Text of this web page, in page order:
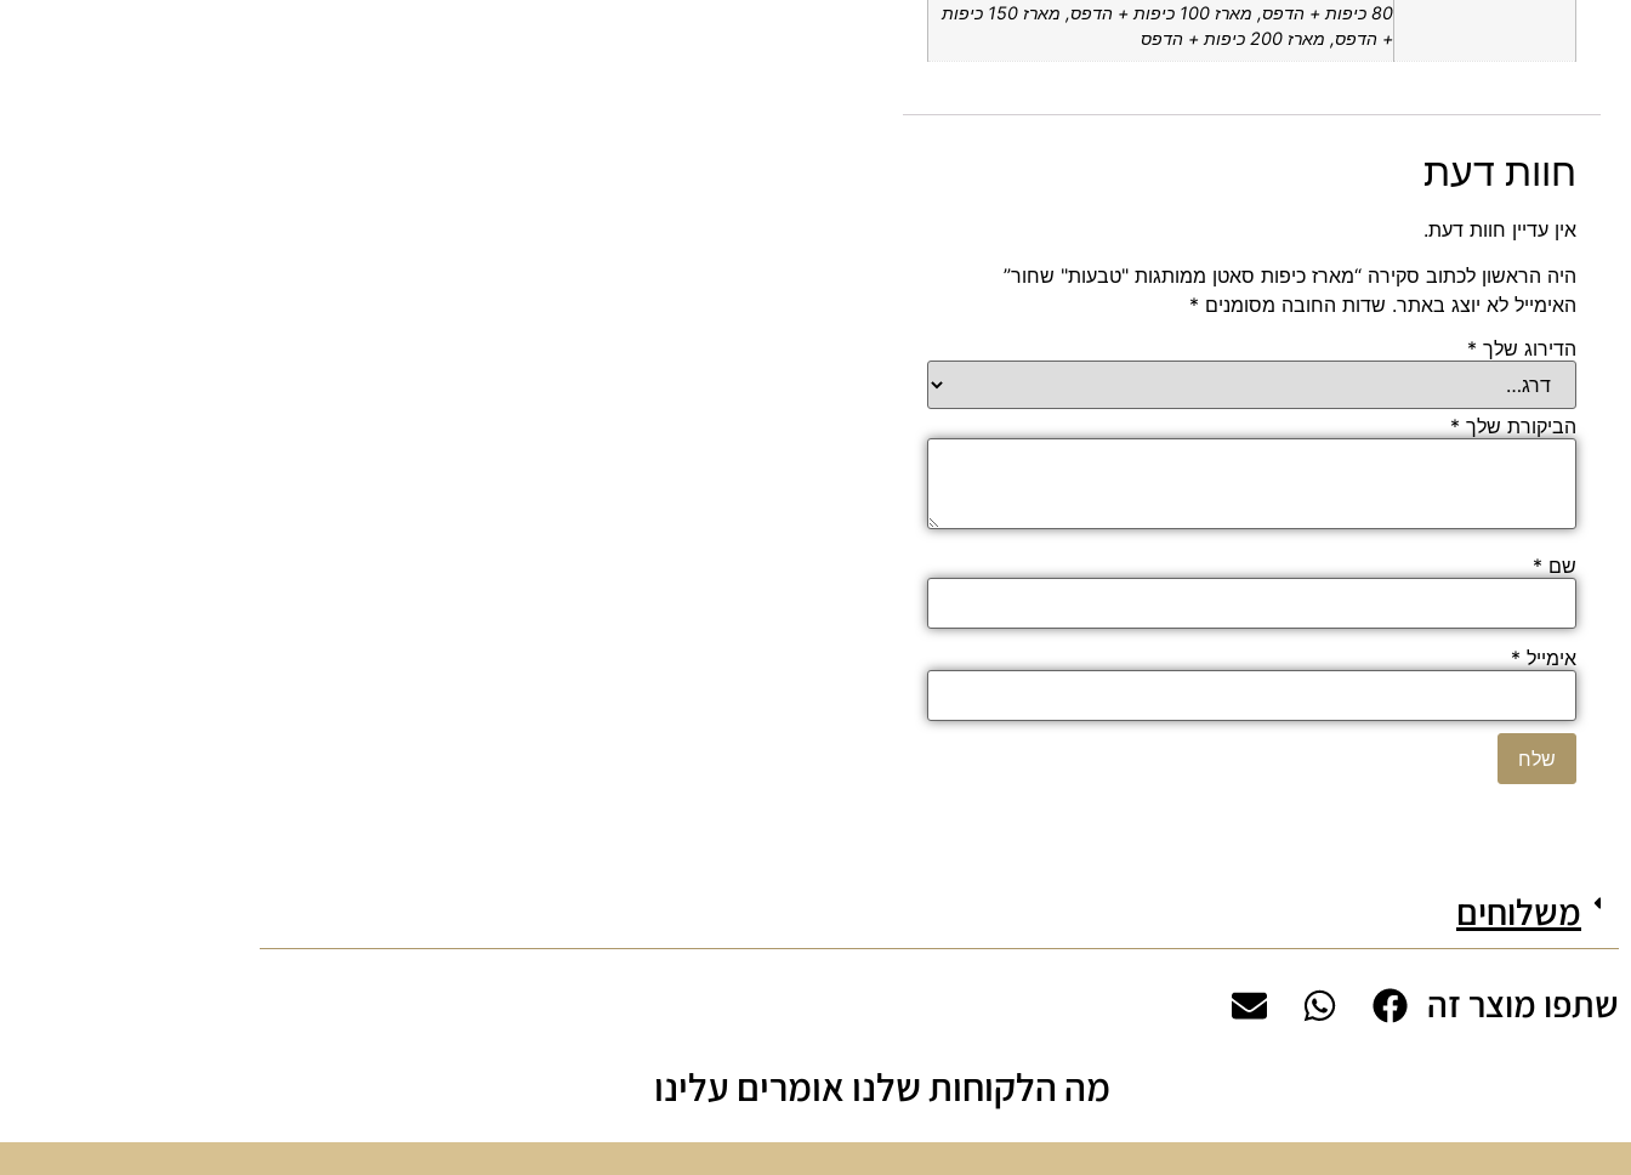
80 כיפות + הדפס, מארז 100 כיפות + הדפס, מארז 150 כיפות
+ הדפס, מארז 200 כיפות + הדפס
חוות דעת
אין עדיין חוות דעת.
היה הראשון לכתוב סקירה “מארז כיפות סאטן ממותגות "טבעות" שחור”
האימייל לא יוצג באתר. שדות החובה מסומנים *
הדירוג שלך *
הביקורת שלך *
שם *
אימייל *
משלוחים
שתפו מוצר זה
מה הלקוחות שלנו אומרים עלינו